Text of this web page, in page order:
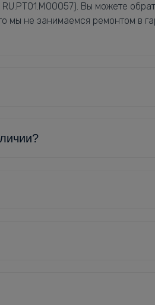
Вы можете
мы не занимаемся ремонтом в